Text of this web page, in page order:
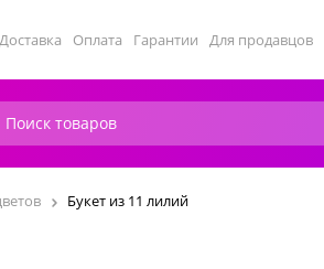
Доставка Оплата Гарантии Для продавцов
Букет из 11 лилий